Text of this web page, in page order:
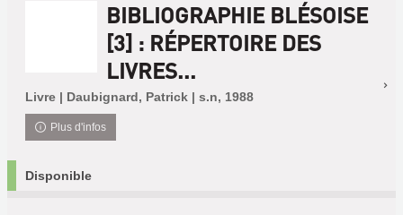
BIBLIOGRAPHIE BLÉSOISE
[3] : RÉPERTOIRE DES
LIVRES...
Livre | Daubignard, Patrick | s.n, 1988
Plus d'infos
Disponible